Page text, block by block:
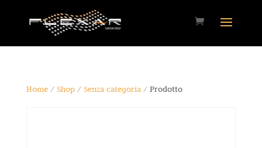
Home/ Shop/ Senza categoria/ Prodotto